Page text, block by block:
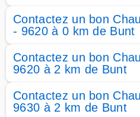
Contactez un bon
- 9620 à 0 km de Bunt
Contactez un bon
9620 à 2 km de Bunt
Contactez un bon
9630 à 2 km de Bunt